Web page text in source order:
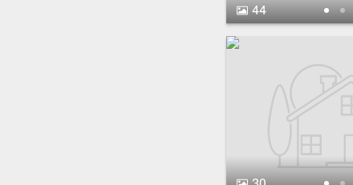
44
44 Fotos.